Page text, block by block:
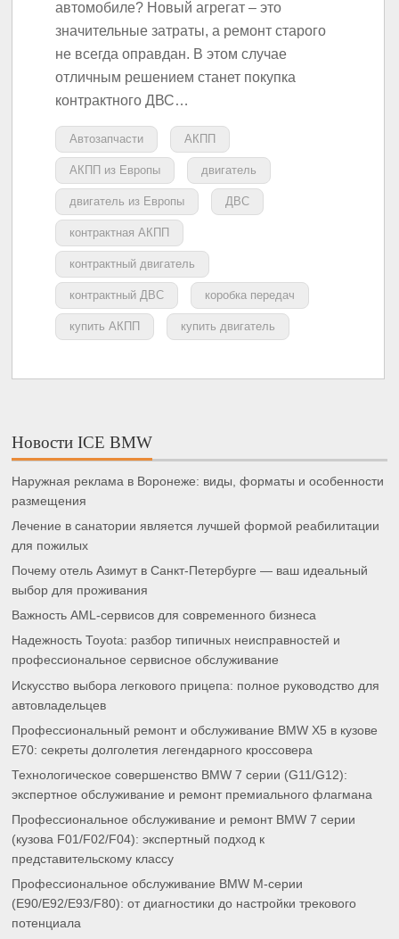
автомобиле? Новый агрегат – это
значительные затраты, а ремонт старого
не всегда оправдан. В этом случае
отличным решением станет покупка
контрактного ДВС…
Автозапчасти АКПП
АКПП из Европы двигатель
двигатель из Европы ДВС
контрактная АКПП
контрактный двигатель
контрактный ДВС коробка передач
купить АКПП купить двигатель
Новости ICE BMW
Наружная реклама в Воронеже: виды, форматы и особенности
размещения
Лечение в санатории является лучшей формой реабилитации
для пожилых
Почему отель Азимут в Санкт-Петербурге — ваш идеальный
выбор для проживания
Важность AML-сервисов для современного бизнеса
Надежность Toyota: разбор типичных неисправностей и
профессиональное сервисное обслуживание
Искусство выбора легкового прицепа: полное руководство для
автовладельцев
Профессиональный ремонт и обслуживание BMW X5 в кузове
E70: секреты долголетия легендарного кроссовера
Технологическое совершенство BMW 7 серии (G11/G12):
экспертное обслуживание и ремонт премиального флагмана
Профессиональное обслуживание и ремонт BMW 7 серии
(кузова F01/F02/F04): экспертный подход к
представительскому классу
Профессиональное обслуживание BMW M-серии
(E90/E92/E93/F80): от диагностики до настройки трекового
потенциала